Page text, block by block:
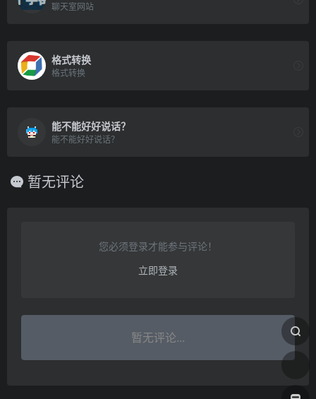
聊天室网站
格式转换
格式转换
能不能好好说话？
能不能好好说话？
暂无评论
您必须登录才能参与评论！
立即登录
暂无评论...